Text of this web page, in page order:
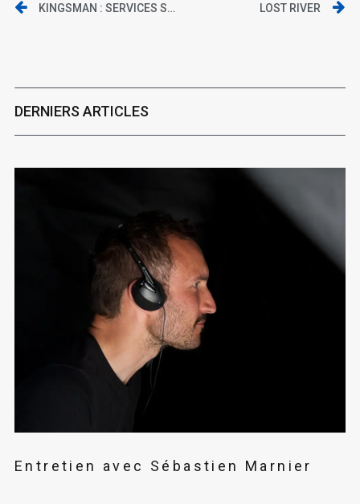
KINGSMAN : SERVICES SECRETS LOST RIVER
DERNIERS ARTICLES
Entretien avec Sébastien Marnier